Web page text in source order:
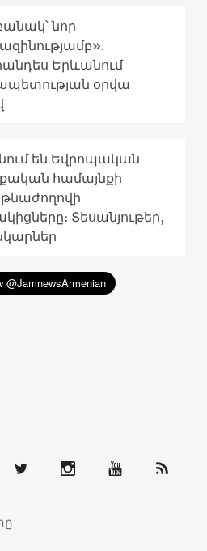
նոր
Երևանում
օրվա
են Եվրոպական
համայնքի
Տեսանյութեր,